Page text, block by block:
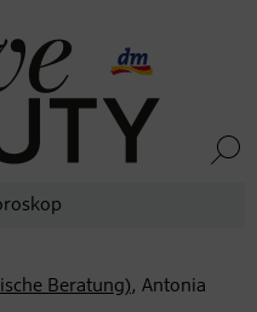
Beratung), Antonia